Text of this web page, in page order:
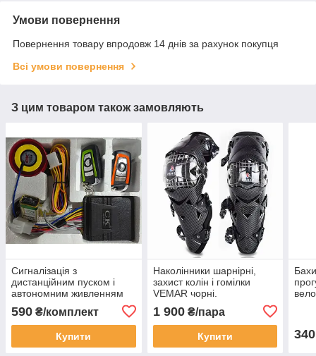
Умови повернення
Повернення товару впродовж 14 днів за рахунок покупця
Всі умови повернення
З цим товаром також замовляють
Сигналізація з
дистанційним пуском і
автономним живленням
590 ₴/комплект
Купити
Наколінники шарнірні,
захист колін і гомілки
VEMAR чорні.
1 900₴/пара
Купити 340